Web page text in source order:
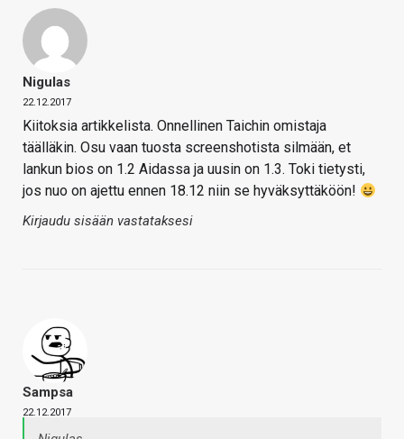
Nigulas
22.12.2017
Kiitoksia artikkelista. Onnellinen Taichin omistaja
täälläkin. Osu vaan tuosta screenshotista silmään, et
lankun bios on 1.2 Aidassa ja uusin on 1.3. Toki tietysti,
jos nuo on ajettu ennen 18.12 niin se hyväksyttäköön!
Kirjaudu sisään vastataksesi
Sampsa
22.12.2017